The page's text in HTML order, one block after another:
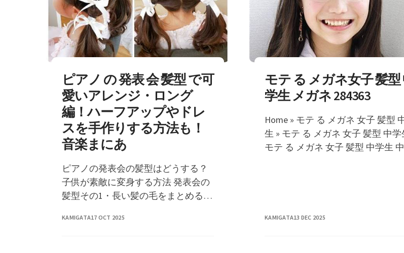
ピアノ の 発表 会 髪型 で可
愛いアレンジ・ロング
編！ハーフアップやドレ
スを手作りする方法も！
音楽まにあ
ピアノの発表会の髪型はどうする？
子供が素敵に変身する方法 発表会の
髪型その1・長い髪の毛をまとめるに
2・�
KAMIGATA17 OCT 2025
モテ る メガネ女子 髪型
学生 メガネ 284363
Home » モテ る メガネ 女子 髪型
生 » モテ る メガネ 女子 髪型 中学
モテ る メガネ 女子 髪型 中学生
KAMIGATA13 DEC 2025